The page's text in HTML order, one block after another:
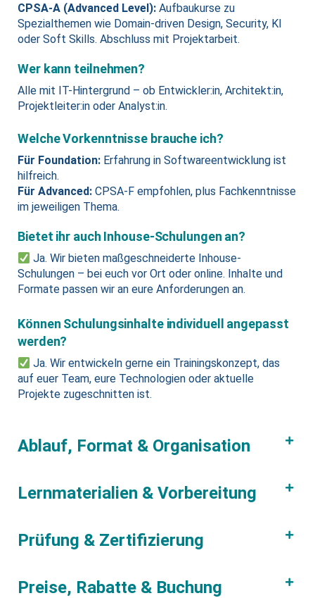
CPSA‑A (Advanced Level): Aufbaukurse zu
Spezialthemen wie Domain-driven Design, Security, KI
oder Soft Skills. Abschluss mit Projektarbeit.
Wer kann teilnehmen?
Alle mit IT-Hintergrund – ob Entwickler:in, Architekt:in,
Projektleiter:in oder Analyst:in.
Welche Vorkenntnisse brauche ich?
Für Foundation: Erfahrung in Softwareentwicklung ist
hilfreich.
Für Advanced: CPSA‑F empfohlen, plus Fachkenntnisse
im jeweiligen Thema.
Bietet ihr auch Inhouse-Schulungen an?
Ja. Wir bieten maßgeschneiderte Inhouse-
Schulungen – bei euch vor Ort oder online. Inhalte und
Formate passen wir an eure Anforderungen an.
Können Schulungsinhalte individuell angepasst
werden?
Ja. Wir entwickeln gerne ein Trainingskonzept, das
auf euer Team, eure Technologien oder aktuelle
Projekte zugeschnitten ist.
Ablauf, Format & Organisation
Lernmaterialien & Vorbereitung
Prüfung & Zertifizierung
Preise, Rabatte & Buchung